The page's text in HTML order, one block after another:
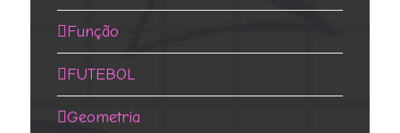
Função
FUTEBOL
Geometria